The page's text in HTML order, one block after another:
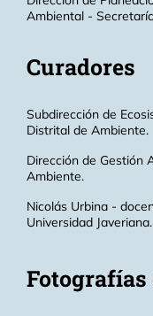
Ambiental -
Curadores
Subdirección de
Distrital de Ambiente.
Dirección de Gestión
Ambiente.
Nicolás Urbina -
Universidad Javeriana.